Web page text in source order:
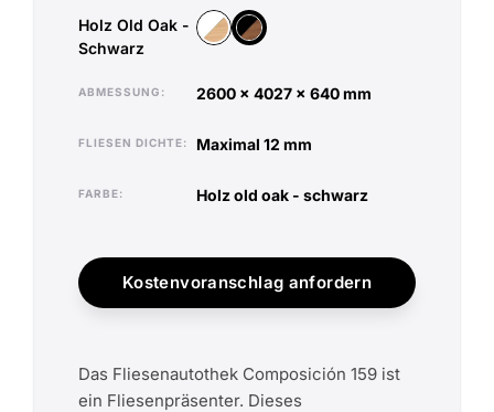
Holz Old Oak -
Schwarz
Holz Vicenza - Weiß
Holz Old Oak - Schwarz
ABMESSUNG 2600 x 4027 x 640 mm
FLIESEN DICHTE maximal 12 mm
FARBE holz old oak - schwarz
Kostenvoranschlag anfordern
Das Fliesenautothek Composición 159 ist
ein Fliesenpräsenter. Dieses